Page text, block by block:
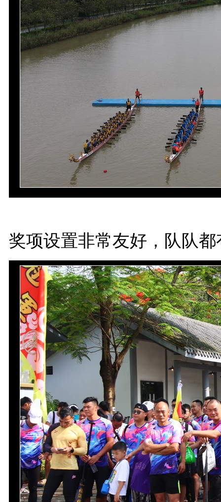
奖项设置非常友好，队队都